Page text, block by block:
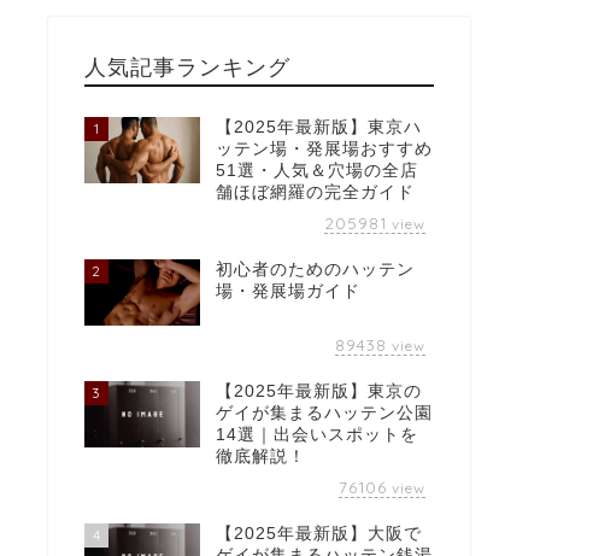
人気記事ランキング
1
【2025年最新版】東京ハ
ッテン場・発展場おすすめ
51選・人気＆穴場の全店
舗ほぼ網羅の完全ガイド
205981 view
2
初心者のためのハッテン
場・発展場ガイド
89438 view
3
【2025年最新版】東京の
ゲイが集まるハッテン公園
14選｜出会いスポットを
徹底解説！
76106 view
4
【2025年最新版】大阪で